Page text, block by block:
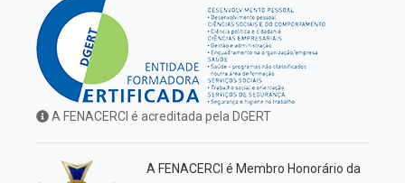
A FENACERCI é acreditada pela DGERT
A FENACERCI é Membro Honorário da